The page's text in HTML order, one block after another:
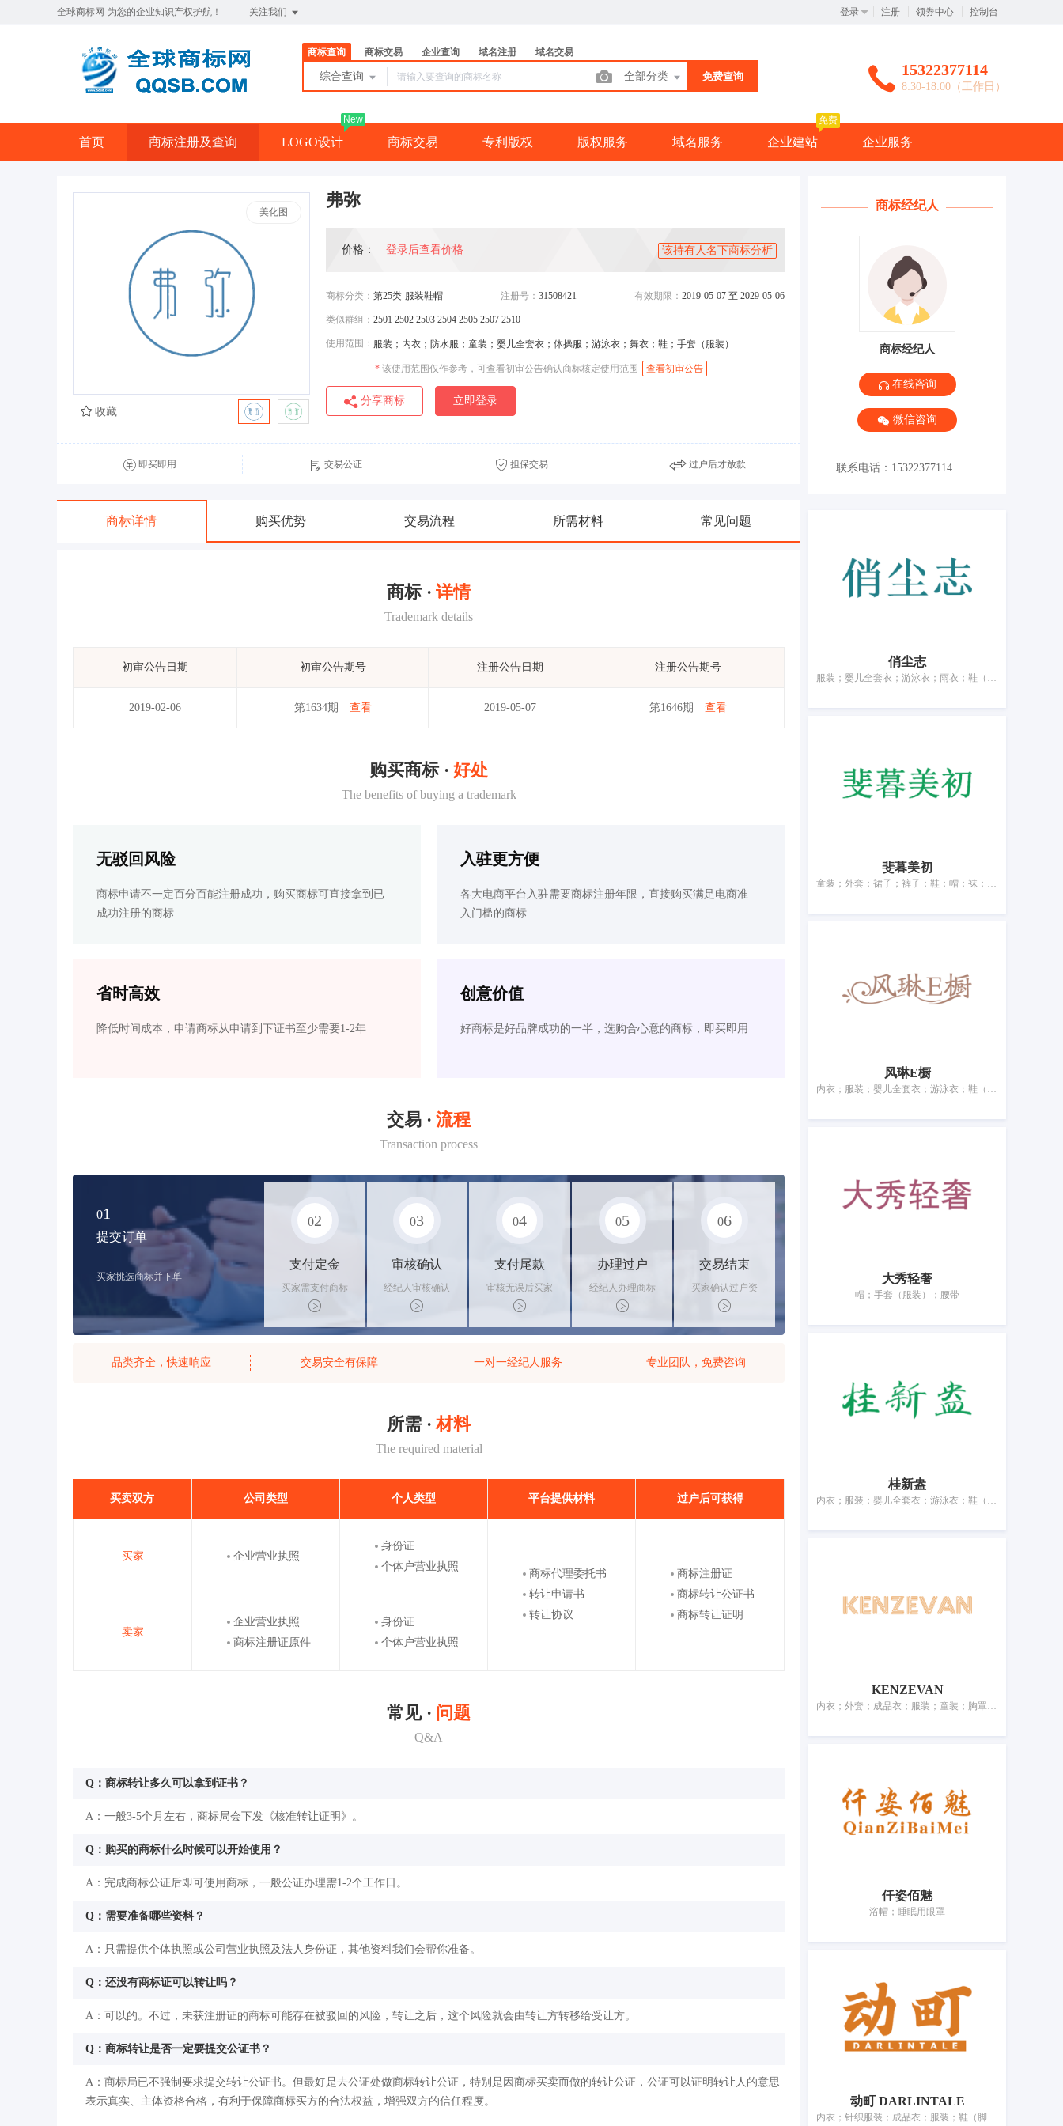
全球商标网-为您的企业知识产权护航！ 关注我们 登录 注册 领券中心 控制台
商标查询 商标交易 企业查询 域名注册 域名交易
综合查询 全部分类 免费查询 15322377114
8:30-18:00（工作日）
首页 商标注册及查询 LOGO设计
New
商标交易 专利版权 版权服务 域名服务 企业建站
免费
企业服务
美化图
弗弥
价格： 登录后查看价格 该持有人名下商标分析
商标分类： 第25类-服装鞋帽 注册号： 31508421 有效期限： 2019-05-07 至 2029-05-06
类似群组： 2501 2502 2503 2504 2505 2507 2510
使用范围： 服装；内衣；防水服；童装；婴儿全套衣；体操服；游泳衣；舞衣；鞋；手套（服装）
* 该使用范围仅作参考，可查看初审公告确认商标核定使用范围 查看初审公告
分享商标
立即登录
收藏
即买即用 交易公证 担保交易 过户后才放款
商标详情 购买优势 交易流程 所需材料 常见问题
商标 · 详情
Trademark details
初审公告日期 初审公告期号 注册公告日期 注册公告期号
2019-02-06 第1634期 查看 2019-05-07 第1646期 查看
购买商标 · 好处
The benefits of buying a trademark
无驳回风险
商标申请不一定百分百能注册成功，购买商标可直接拿到已
成功注册的商标
入驻更方便
各大电商平台入驻需要商标注册年限，直接购买满足电商准
入门槛的商标
省时高效
降低时间成本，申请商标从申请到下证书至少需要1-2年
创意价值
好商标是好品牌成功的一半，选购合心意的商标，即买即用
交易 · 流程
Transaction process
01
提交订单
买家挑选商标并下单
02
支付定金
买家需支付商标
标价的10%的购
买订金
03
审核确认
经纪人审核确认
商标状态
04
支付尾款
审核无误后买家
支付尾款，卖家
办理相关手续
05
办理过户
经纪人办理商标
转让手续，交付
相关证书
06
交易结束
买家确认过户资
料后，平台解冻
资金支付卖家
品类齐全，快速响应 交易安全有保障 一对一经纪人服务 专业团队，免费咨询
所需 · 材料
The required material
买卖双方 公司类型 个人类型 平台提供材料 过户后可获得
买家 企业营业执照
身份证
个体户营业执照
商标代理委托书
转让申请书
转让协议
商标注册证
商标转让公证书
商标转让证明
卖家
企业营业执照
商标注册证原件
身份证
个体户营业执照
常见 · 问题
Q&A
Q：商标转让多久可以拿到证书？
A：一般3-5个月左右，商标局会下发《核准转让证明》。
Q：购买的商标什么时候可以开始使用？
A：完成商标公证后即可使用商标，一般公证办理需1-2个工作日。
Q：需要准备哪些资料？
A：只需提供个体执照或公司营业执照及法人身份证，其他资料我们会帮你准备。
Q：还没有商标证可以转让吗？
A：可以的。不过，未获注册证的商标可能存在被驳回的风险，转让之后，这个风险就会由转让方转移给受让方。
Q：商标转让是否一定要提交公证书？
A：商标局已不强制要求提交转让公证书。但最好是去公证处做商标转让公证，特别是因商标买卖而做的转让公证，公证可以证明转让人的意思
表示真实、主体资格合格，有利于保障商标买方的合法权益，增强双方的信任程度。
商标经纪人
商标经纪人
在线咨询
微信咨询
联系电话：15322377114
俏尘志
服装；婴儿全套衣；游泳衣；雨衣；鞋（脚上的穿着物）；帽；袜；手套（服装）；围巾；服装带（衣服）
斐暮美初
童装；外套；裙子；裤子；鞋；帽；袜；手套（服装）；围巾；领带
风琳E橱
内衣；服装；婴儿全套衣；游泳衣；鞋（脚上的穿着物）；帽；袜；手套（服装）；围巾；腰带
大秀轻奢
帽；手套（服装）；腰带
桂新盎
内衣；服装；婴儿全套衣；游泳衣；鞋（脚上的穿着物）；帽；袜；手套（服装）；围巾；皮带（服饰用）
KENZEVAN
内衣；外套；成品衣；服装；童装；胸罩；雨衣；运动鞋；雨鞋；鞋
仟姿佰魅
浴帽；睡眠用眼罩
动町 DARLINTALE
内衣；针织服装；成品衣；服装；鞋（脚上的穿着物）；帽；袜；手套（服装）；围巾；皮带（服饰用）